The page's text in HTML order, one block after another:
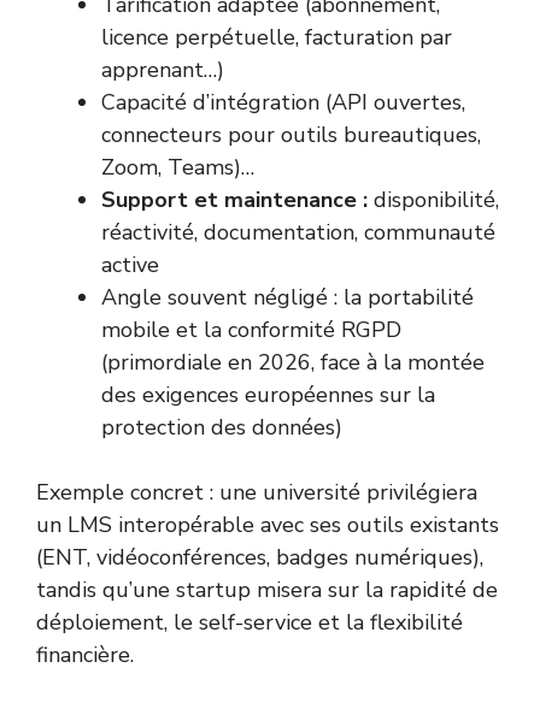
licence perpétuelle, facturation par
apprenant…)
Capacité d’intégration (API ouvertes,
connecteurs pour outils bureautiques,
Zoom, Teams)…
Support et maintenance : disponibilité,
réactivité, documentation, communauté
active
Angle souvent négligé : la portabilité
mobile et la conformité RGPD
(primordiale en 2026, face à la montée
des exigences européennes sur la
protection des données)
Exemple concret : une université privilégiera
un LMS interopérable avec ses outils existants
(ENT, vidéoconférences, badges numériques),
tandis qu’une startup misera sur la rapidité de
déploiement, le self-service et la flexibilité
financière.